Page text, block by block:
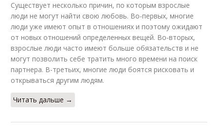
Существует несколько причин, по которым взрослые
люди не могут найти свою любовь. Во-первых, многие
люди уже имеют опыт в отношениях и поэтому ожидают
от новых отношений определенных вещей. Во-вторых,
взрослые люди часто имеют больше обязательств и не
могут позволить себе тратить много времени на поиск
партнера. В-третьих, многие люди боятся рисковать и
открываться другим людям.
Читать дальше →